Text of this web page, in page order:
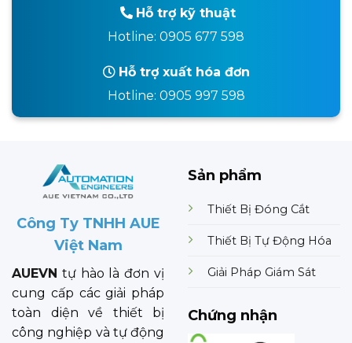
Hỗ trợ kỹ thuật
Hotline: 0905 677 598
Hỗ trợ xuất hóa đơn
Hotline: 0905 997 598
Công Ty TNHH AUE
Việt Nam
AUEVN tự hào là đơn vị
cung cấp các giải pháp
toàn diện về thiết bị
công nghiệp và tự động
Sản phẩm
Thiết Bị Đóng Cắt
Thiết Bị Tự Động Hóa
Giải Pháp Giám Sát
Chứng nhận